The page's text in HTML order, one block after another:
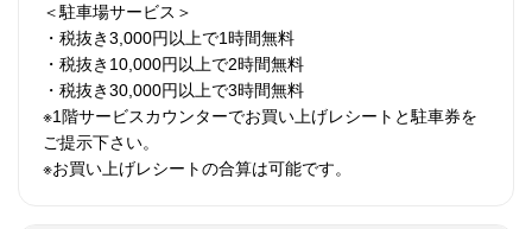
＜駐車場サービス＞
・税抜き3,000円以上で1時間無料
・税抜き10,000円以上で2時間無料
・税抜き30,000円以上で3時間無料
※1階サービスカウンターでお買い上げレシートと駐車券を
ご提示下さい。
※お買い上げレシートの合算は可能です。